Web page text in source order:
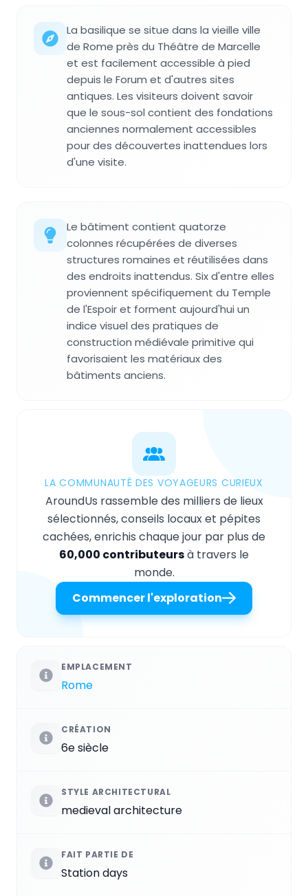
La basilique se situe dans la vieille ville
de Rome près du Théâtre de Marcelle
et est facilement accessible à pied
depuis le Forum et d'autres sites
antiques. Les visiteurs doivent savoir
que le sous-sol contient des fondations
anciennes normalement accessibles
pour des découvertes inattendues lors
d'une visite.
Le bâtiment contient quatorze
colonnes récupérées de diverses
structures romaines et réutilisées dans
des endroits inattendus. Six d'entre elles
proviennent spécifiquement du Temple
de l'Espoir et forment aujourd'hui un
indice visuel des pratiques de
construction médiévale primitive qui
favorisaient les matériaux des
bâtiments anciens.
LA COMMUNAUTÉ DES VOYAGEURS CURIEUX
AroundUs rassemble des milliers de lieux
sélectionnés, conseils locaux et pépites
cachées, enrichis chaque jour par plus de
60,000 contributeursà travers le
monde.
Commencer l'exploration
EMPLACEMENT
Rome
CRÉATION
6e siècle
STYLE ARCHITECTURAL
medieval architecture
FAIT PARTIE DE
Station days